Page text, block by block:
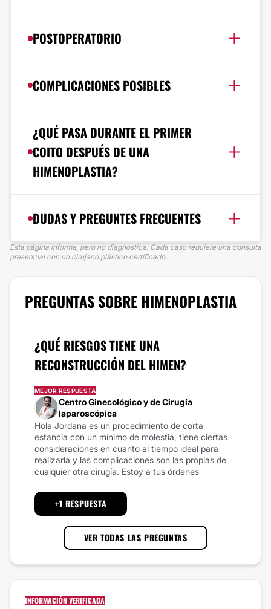
POSTOPERATORIO
COMPLICACIONES POSIBLES
¿QUÉ PASA DURANTE EL PRIMER
COITO DESPUÉS DE UNA
HIMENOPLASTIA?
DUDAS Y PREGUNTES FRECUENTES
Esta página informa, pero no diagnostica. Cada caso requiere una consulta
presencial con un cirujano plástico certificado.
PREGUNTAS SOBRE HIMENOPLASTIA
¿QUÉ RIESGOS TIENE UNA
RECONSTRUCCIÓN DEL HIMEN?
MEJOR RESPUESTA
Centro Ginecológico y de Cirugía
laparoscópica
Hola Jordana es un procedimiento de corta
estancia con un mínimo de molestia, tiene ciertas
consideraciones en cuanto al tiempo ideal para
realizarla y las complicaciones son las propias de
cualquier otra cirugía. Estoy a tus órdenes
+1 RESPUESTA
VER TODAS LAS PREGUNTAS
INFORMACIÓN VERIFICADA